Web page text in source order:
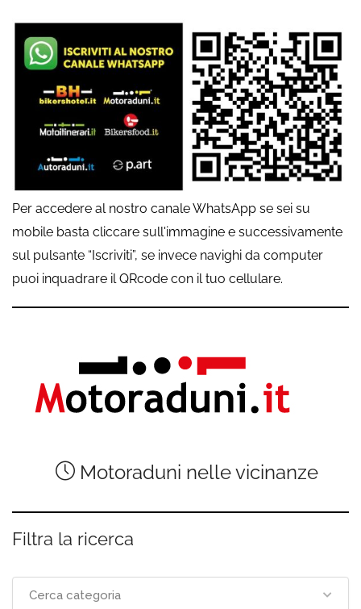
Per accedere al nostro canale WhatsApp se sei su
mobile basta cliccare sull'immagine e successivamente
sul pulsante “Iscriviti”, se invece navighi da computer
puoi inquadrare il QRcode con il tuo cellulare.
Motoraduni nelle vicinanze
Filtra la ricerca
Cerca categoria